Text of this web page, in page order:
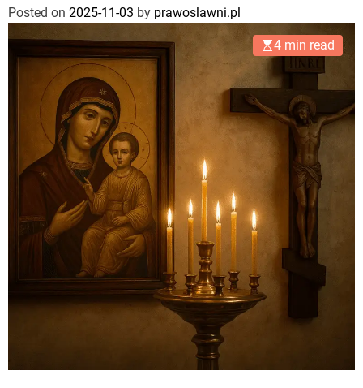
Posted on 2025-11-03 by prawoslawni.pl
4 min read